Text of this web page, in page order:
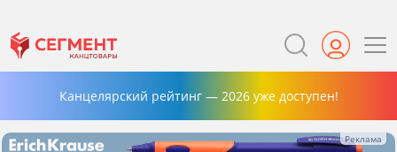
Канцелярский рейтинг — 2026 уже доступен!